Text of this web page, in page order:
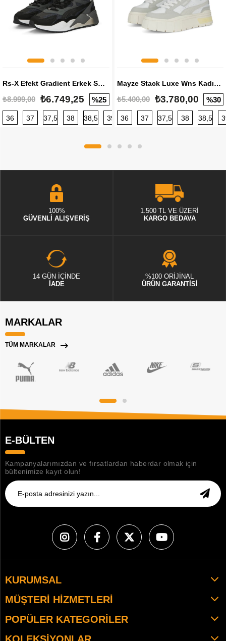
Rs-X Efekt Gradient Erkek Sneaker
₺8.999,00 ₺6.749,25 %25
36 37 37,5 38 38,5 39 40 40,5 41 42 42,5
Mayze Stack Luxe Wns Kadın Sneaker
₺5.400,00 ₺3.780,00 %30
36 37 37,5 38 38,5
100%
GÜVENLİ ALIŞVERİŞ
1.500 TL VE ÜZERİ
KARGO BEDAVA
14 GÜN İÇİNDE
İADE
%100 ORİJİNAL
ÜRÜN GARANTİSİ
MARKALAR
TÜM MARKALAR
E-BÜLTEN
Kampanyalarımızdan ve fırsatlardan haberdar olmak için
bültenimize kayıt olun!
KURUMSAL
MÜŞTERI HIZMETLERI
POPÜLER KATEGORILER